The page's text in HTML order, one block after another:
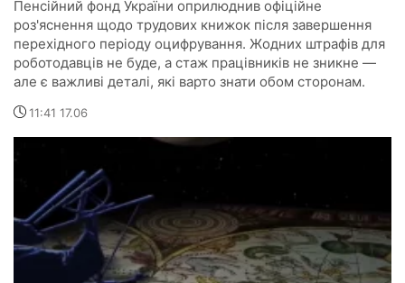
Пенсійний фонд України оприлюднив офіційне
роз'яснення щодо трудових книжок після завершення
перехідного періоду оцифрування. Жодних штрафів для
роботодавців не буде, а стаж працівників не зникне —
але є важливі деталі, які варто знати обом сторонам.
11:41 17.06